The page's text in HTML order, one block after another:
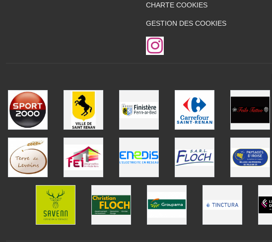
CHARTE COOKIES
GESTION DES COOKIES